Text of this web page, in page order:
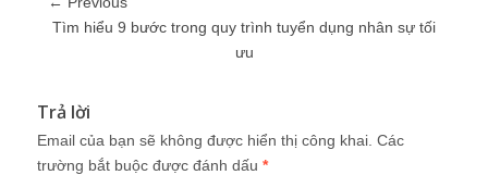
Tìm hiểu 9 bước trong quy trình tuyển dụng nhân sự tối
ưu
Trả lời
Email của bạn sẽ không được hiển thị công khai. Các
trường bắt buộc được đánh dấu *